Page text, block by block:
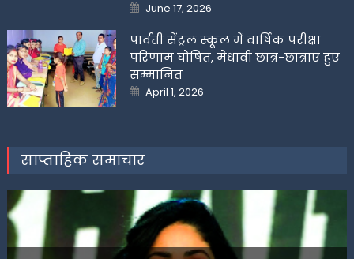
Posted
on
June 17, 2026
पार्वती सेंट्रल स्कूल में वार्षिक परीक्षा
परिणाम घोषित, मेधावी छात्र-छात्राएं हुए
सम्मानित
Posted
on
April 1, 2026
साप्ताहिक समाचार